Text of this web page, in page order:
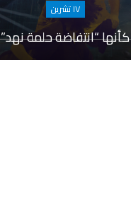
١٧ تشرين
كأنها “انتفاضة حلمة نهد”